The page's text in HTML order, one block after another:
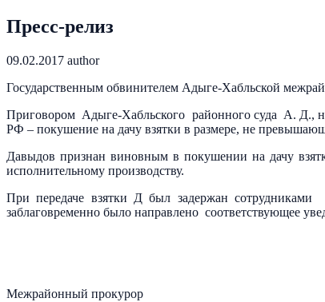
Пресс-релиз
09.02.2017 author
Государственным обвинителем Адыге-Хабльской
Приговором Адыге-Хабльского районного суда А. Д.,
РФ – покушение на дачу взятки в размере, не
Давыдов признан виновным в покушении на дачу
исполнительному производству.
При передаче взятки Д был задержан сотрудниками
заблаговременно было направлено соответствующее
Межрайонный прокурор